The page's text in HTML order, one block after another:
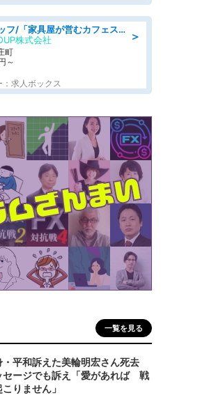
＞
ホールスタッフ/「家具屋が営むカフェスタッフ!」週2日～OK!嬉しいまかない付き/岡山県/浅口郡里庄町
株式会社
町
～
：求人ボックス
一覧を見る
・平和訴えた美輪明宏さん死去
セージでも訴え「愛があれば 戦
りません」